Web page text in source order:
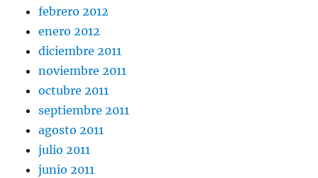
febrero 2012
enero 2012
diciembre 2011
noviembre 2011
octubre 2011
septiembre 2011
agosto 2011
julio 2011
junio 2011